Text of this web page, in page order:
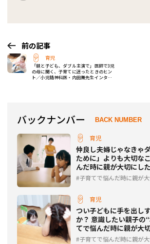
前の記事
育児
「親と子ども、ダブル主演で」医師で3児
の母に聞く、子育てに迷ったときのヒン
ト／小児精神科医・内田舞先生インタビ
バックナンバー BACK NUMBER
育児
仲良し夫婦じゃなきゃ
ために」よりも大切な
んだ時に親が大切にし
子育てで悩んだ時に親が
育児
つい子どもに手を出し
か？ 意識したい親子の
てで悩んだ時に親が大
#3子育てで悩んだ時に親が